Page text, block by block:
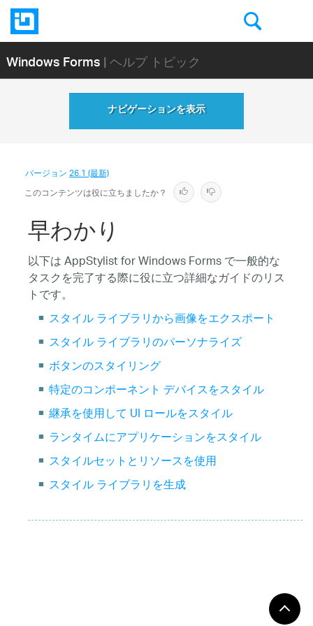
Windows Forms| ヘルプ トピック
ナビゲーションを表示
バージョン26.1 (最新)
このコンテンツは役に立ちましたか？
早わかり
以下は AppStylist for Windows Forms で一般的な
タスクを完了する際に役に立つ詳細なガイドのリス
トです。
スタイル ライブラリから画像をエクスポート
スタイル ライブラリのパーソナライズ
ボタンのスタイリング
特定のコンポーネント デバイスをスタイル
継承を使用して UI ロールをスタイル
ランタイムにアプリケーションをスタイル
スタイルセットとリソースを使用
スタイル ライブラリを生成